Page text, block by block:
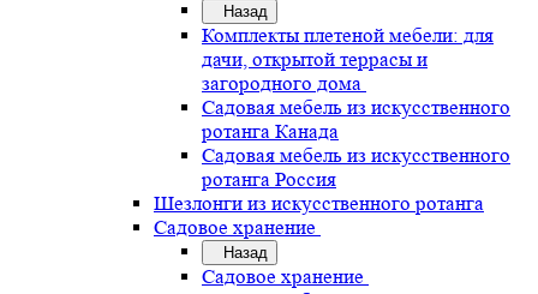
Назад
Комплекты плетеной мебели: для
дачи, открытой террасы и
загородного дома
Садовая мебель из искусственного
ротанга Канада
Садовая мебель из искусственного
ротанга Россия
Шезлонги из искусственного ротанга
Садовое хранение
Назад
Садовое хранение